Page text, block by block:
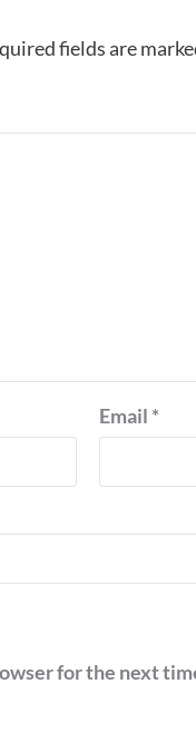
fields are
Email *
for the next